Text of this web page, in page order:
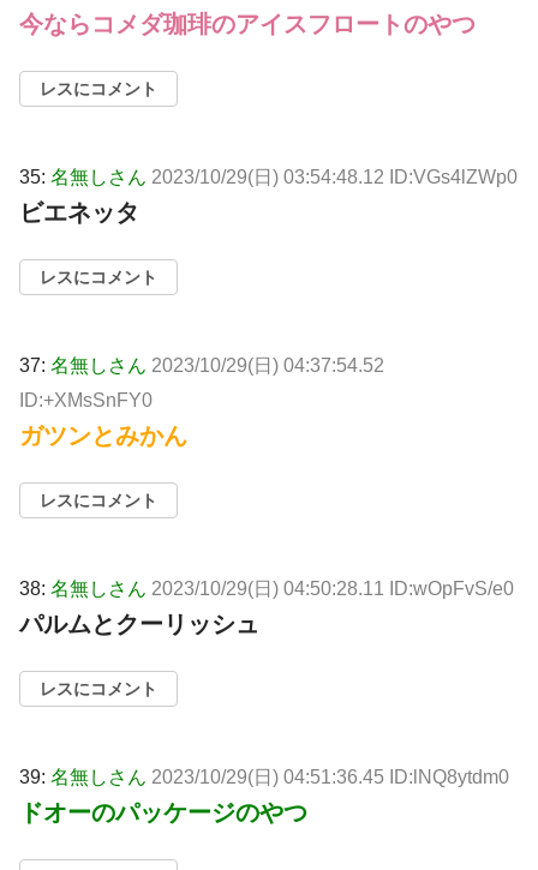
今ならコメダ珈琲のアイスフロートのやつ
レスにコメント
35: 名無しさん 2023/10/29(日) 03:54:48.12 ID:VGs4lZWp0
ビエネッタ
レスにコメント
37: 名無しさん 2023/10/29(日) 04:37:54.52
ID:+XMsSnFY0
ガツンとみかん
レスにコメント
38: 名無しさん 2023/10/29(日) 04:50:28.11 ID:wOpFvS/e0
パルムとクーリッシュ
レスにコメント
39: 名無しさん 2023/10/29(日) 04:51:36.45 ID:lNQ8ytdm0
ドオーのパッケージのやつ